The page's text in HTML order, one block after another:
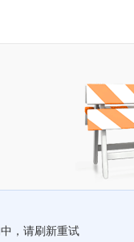
，请刷新重试